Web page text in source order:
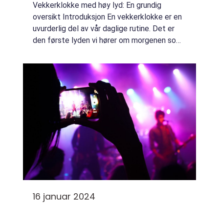
Vekkerklokke med høy lyd: En grundig
oversikt Introduksjon En vekkerklokke er en
uvurderlig del av vår daglige rutine. Det er
den første lyden vi hører om morgenen som
oss kan det være vanskelig å våkne opp...
16 januar 2024